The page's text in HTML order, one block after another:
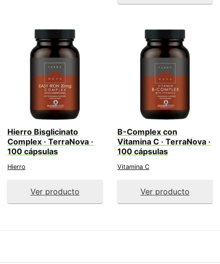
Hierro Bisglicinato
Complex · TerraNova ·
100 cápsulas
Hierro
Ver producto
B-Complex con
Vitamina C · TerraNova ·
100 cápsulas
Vitamina C
Ver producto